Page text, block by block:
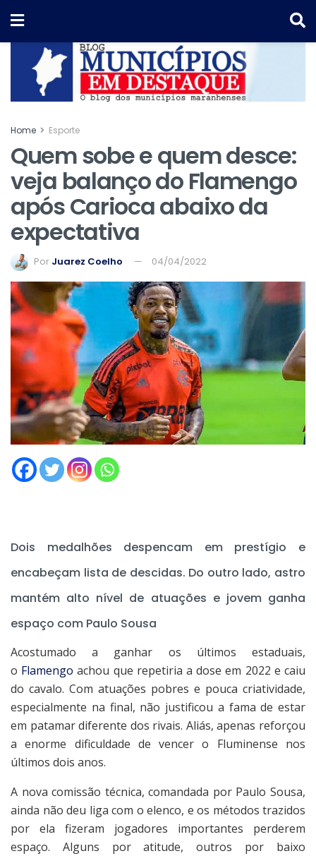
Home Esporte
Quem sobe e quem desce:
veja balanço do Flamengo
após Carioca abaixo da
expectativa
Por Juarez Coelho 04/04/2022
Dois medalhões despencam em prestígio e
encabeçam lista de descidas. Do outro lado, astro
mantém alto nível de atuações e jovem ganha
espaço com Paulo Sousa
Acostumado a ganhar os últimos estaduais,
o Flamengo achou que repetiria a dose em 2022 e caiu
do cavalo. Com atuações pobres e pouca criatividade,
especialmente na final, não justificou a fama de estar
em patamar diferente dos rivais. Aliás, apenas reforçou
a enorme dificuldade de vencer o Fluminense nos
últimos dois anos.
A nova comissão técnica, comandada por Paulo Sousa,
ainda não deu liga com o elenco, e os métodos trazidos
por ela fizeram jogadores importantes perderem
espaço. Alguns por atitude, outros por baixo